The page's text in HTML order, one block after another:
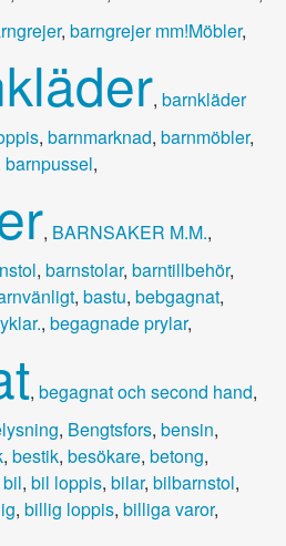
, barngrejer mm!Möbler,
, barnkläder
, barnmarknad, barnmöbler,
barnpussel,
, BARNSAKER M.M.,
, barnstolar, barntillbehör,
, bastu, bebgagnat,
, begagnade prylar,
, begagnat och second hand,
, Bengtsfors, bensin,
, bestik, besökare, betong,
bil, bil loppis, bilar, bilbarnstol,
, billig loppis, billiga varor,